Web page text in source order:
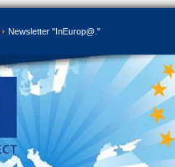
Newsletter "InEurop@."